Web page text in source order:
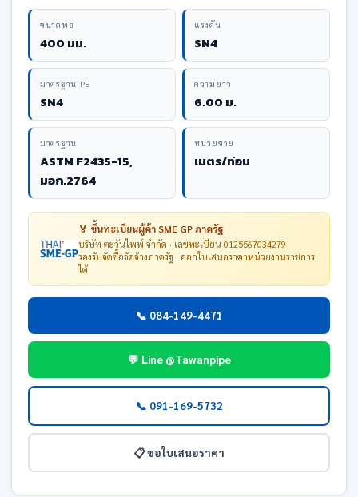
ขนาดท่อ
400 มม.
แรงดัน
SN4
มาตรฐาน PE
SN4
ความยาว
6.00 ม.
มาตรฐาน
ASTM F2435-15,
มอก.2764
หน่วยขาย
เมตร/ท่อน
🏅 ขึ้นทะเบียนผู้ค้า SME GP ภาครัฐ
บริษัท ตะวันไพพ์ จำกัด · เลขทะเบียน 0125567034279
รองรับจัดซื้อจัดจ้างภาครัฐ · ออกใบเสนอราคาหน่วยงานราชการ
ได้
📞 084-149-4471
💬 Line @Tawanpipe
📞 091-169-5732
📋 ขอใบเสนอราคา